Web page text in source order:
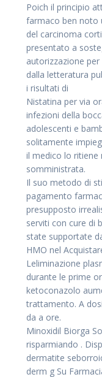
Poich il principio
farmaco ben noto
del carcinoma
presentato a
autorizzazione
dalla letteratura
i risultati di
Nistatina per via
infezioni della
adolescenti e
solitamente
il medico lo ritiene
somministrata.
Il suo metodo di
pagamento
presupposto
serviti con cure di
state supportate
HMO nel
Leliminazione
durante le prime
ketoconazolo
trattamento. A
da a ore.
Minoxidil Biorga
risparmiando .
dermatite
derm g Su